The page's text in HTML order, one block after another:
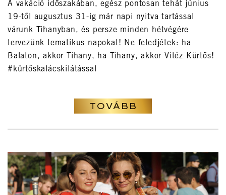
A vakáció időszakában, egész pontosan tehát június
19-től augusztus 31-ig már napi nyitva tartással
várunk Tihanyban, és persze minden hétvégére
tervezünk tematikus napokat! Ne feledjétek: ha
Balaton, akkor Tihany, ha Tihany, akkor Vitéz Kürtős!
#kürtőskalácskilátással
TOVÁBB